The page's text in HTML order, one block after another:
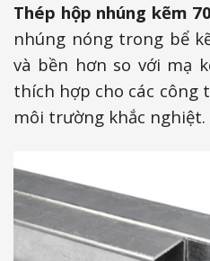
Thép hộp nhúng kẽm
nhúng nóng trong bể
và bền hơn so với mạ
thích hợp cho các công
môi trường khắc nghiệt.